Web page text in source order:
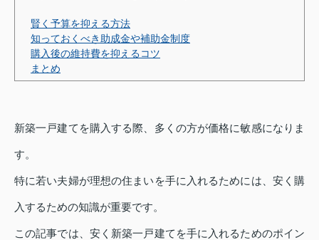
賢く予算を抑える方法
知っておくべき助成金や補助金制度
購入後の維持費を抑えるコツ
まとめ
新築一戸建てを購入する際、多くの方が価格に敏感になりま
す。
特に若い夫婦が理想の住まいを手に入れるためには、安く購
入するための知識が重要です。
この記事では、安く新築一戸建てを手に入れるためのポイン